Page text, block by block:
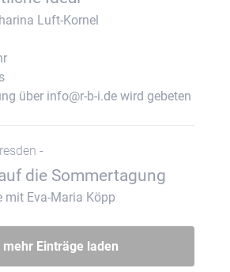
Luft-Kornel
über info@r-b-i.de wird gebeten
-
die Sommertagung
mit Eva-Maria Köpp
mehr Einträge laden